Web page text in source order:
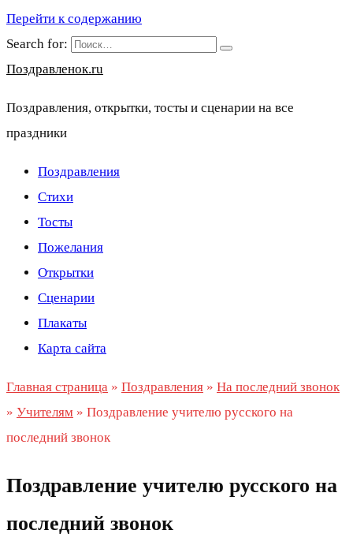
Перейти к содержанию
Search for:
Поздравленок.ru
Поздравления, открытки, тосты и сценарии на все
праздники
Поздравления
Стихи
Тосты
Пожелания
Открытки
Сценарии
Плакаты
Карта сайта
Главная страница » Поздравления » На последний звонок
» Учителям » Поздравление учителю русского на
последний звонок
Поздравление учителю русского на
последний звонок